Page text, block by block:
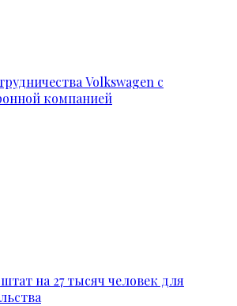
Volkswagen с
компанией
на 27 тысяч человек для